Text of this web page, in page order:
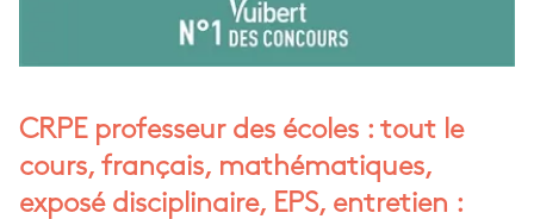
CRPE professeur des écoles : tout le
cours, français, mathématiques,
exposé disciplinaire, EPS, entretien :